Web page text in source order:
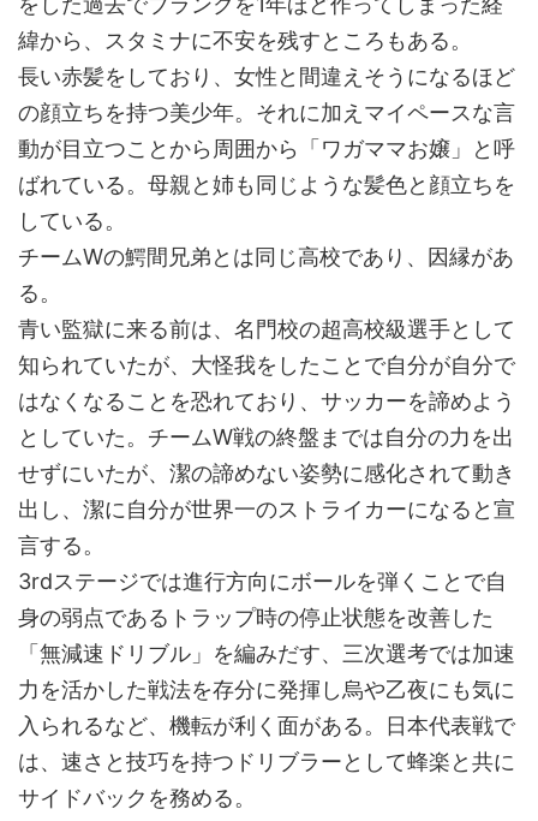
緯から、スタミナに不安を残すところもある。
長い赤髪をしており、女性と間違えそうになるほど
の顔立ちを持つ美少年。それに加えマイペースな言
動が目立つことから周囲から「ワガママお嬢」と呼
ばれている。母親と姉も同じような髪色と顔立ちを
している。
チームWの鰐間兄弟とは同じ高校であり、因縁があ
る。
青い監獄に来る前は、名門校の超高校級選手として
知られていたが、大怪我をしたことで自分が自分で
はなくなることを恐れており、サッカーを諦めよう
としていた。チームW戦の終盤までは自分の力を出
せずにいたが、潔の諦めない姿勢に感化されて動き
出し、潔に自分が世界一のストライカーになると宣
言する。
3rdステージでは進行方向にボールを弾くことで自
身の弱点であるトラップ時の停止状態を改善した
「無減速ドリブル」を編みだす、三次選考では加速
力を活かした戦法を存分に発揮し烏や乙夜にも気に
入られるなど、機転が利く面がある。日本代表戦で
は、速さと技巧を持つドリブラーとして蜂楽と共に
サイドバックを務める。